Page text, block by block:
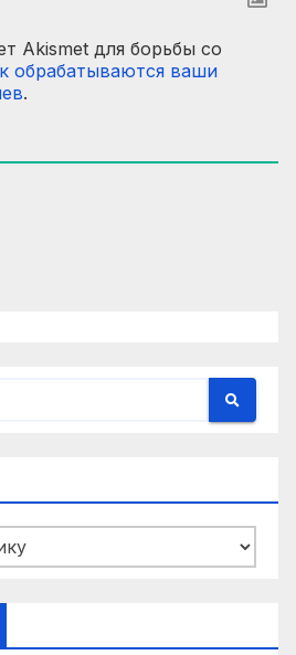
Akismet для борьбы со
обрабатываются ваши
.